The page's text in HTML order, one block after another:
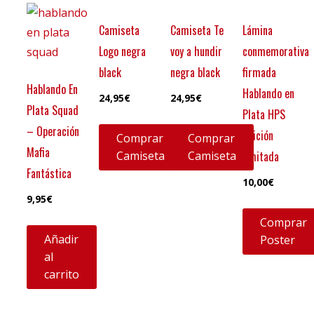
Hablando En
Plata Squad
– Operación
Mafia
Fantástica
9,95€
Añadir
al
carrito
Camiseta
Logo negra
black
24,95€
Comprar
Camiseta
Camiseta Te
voy a hundir
negra black
24,95€
Comprar
Camiseta
Lámina
conmemorativa
firmada
Hablando en
Plata HPS
edición
límitada
10,00€
Comprar
Poster